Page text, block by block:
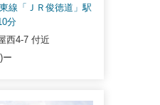
線「ＪＲ俊徳道」駅
分
西4-7 付近
)ー